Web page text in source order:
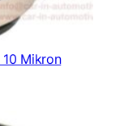
Mikron